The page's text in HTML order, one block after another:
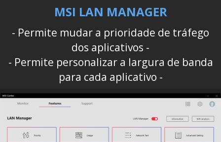
MSI LAN MANAGER
- Permite mudar a prioridade de tráfego
dos aplicativos -
- Permite personalizar a largura de banda
para cada aplicativo -